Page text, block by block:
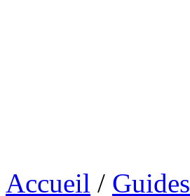
Accueil / Guides